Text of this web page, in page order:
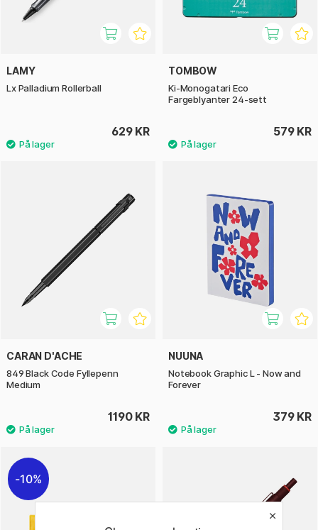
LAMY
Lx Palladium Rollerball
629 KR
TOMBOW
Ki-Monogatari Eco
Fargeblyanter 24-sett
579 KR
CARAN D'ACHE
849 Black Code Fyllepenn
Medium
1190 KR
NUUNA
Notebook Graphic L - Now and
Forever
379 KR
10%